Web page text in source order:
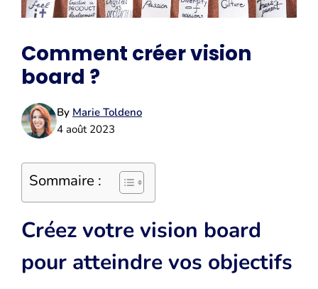
Comment créer vision
board ?
By Marie Toldeno
4 août 2023
Sommaire :
Créez votre vision board
pour atteindre vos objectifs